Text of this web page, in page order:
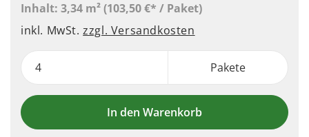
Inhalt: 3,34 m²(103,50 €* / Paket)
inkl. MwSt.zzgl. Versandkosten
Pakete
In den Warenkorb